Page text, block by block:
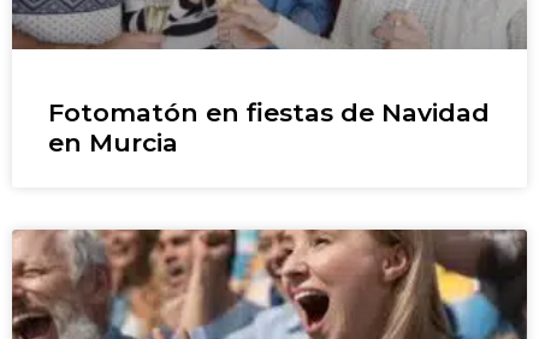
Fotomatón en fiestas de Navidad
en Murcia